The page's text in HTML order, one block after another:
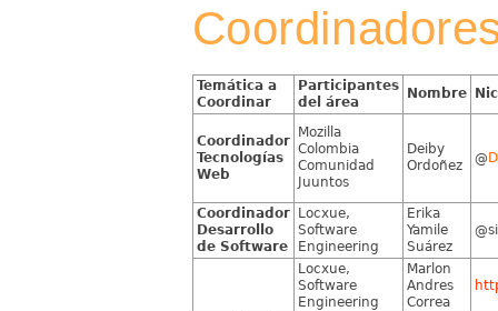
Temática a
Coordinar
Participantes
del área
Nombre
Coordinador
Tecnologías
Web
Mozilla
Colombia
Comunidad
Juuntos
Deiby
Ordoñez
@
Coordinador
Desarrollo
de Software
Locxue,
Software
Engineering
Erika
Yamile
Suárez
Locxue,
Software
Engineering
Marlon
Andres
Correa